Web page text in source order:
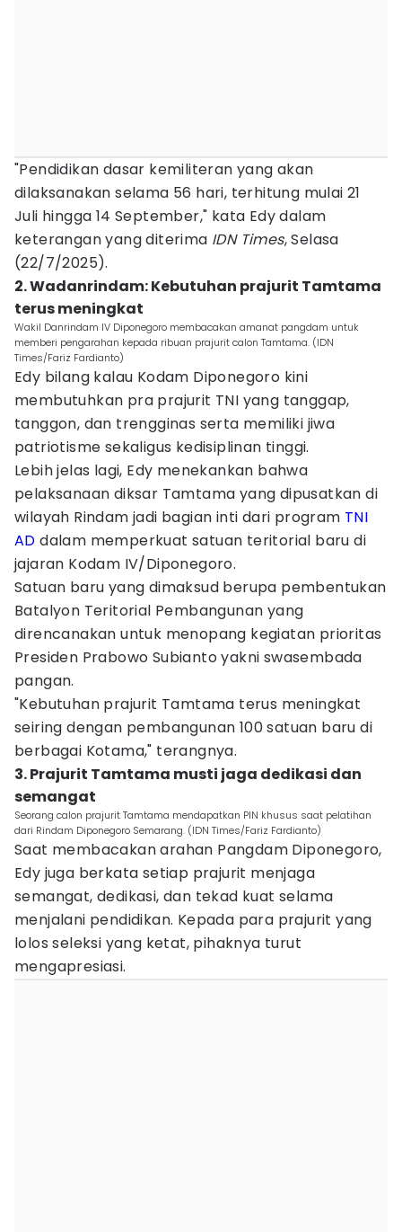
"Pendidikan dasar kemiliteran yang akan
dilaksanakan selama 56 hari, terhitung mulai 21
Juli hingga 14 September," kata Edy dalam
keterangan yang diterima IDN Times, Selasa
(22/7/2025).
2. Wadanrindam: Kebutuhan prajurit Tamtama
terus meningkat
Wakil Danrindam IV Diponegoro membacakan amanat pangdam untuk
memberi pengarahan kepada ribuan prajurit calon Tamtama. (IDN
Times/Fariz Fardianto)
Edy bilang kalau Kodam Diponegoro kini
membutuhkan pra prajurit TNI yang tanggap,
tanggon, dan trengginas serta memiliki jiwa
patriotisme sekaligus kedisiplinan tinggi.
Lebih jelas lagi, Edy menekankan bahwa
pelaksanaan diksar Tamtama yang dipusatkan di
wilayah Rindam jadi bagian inti dari program TNI
AD dalam memperkuat satuan teritorial baru di
jajaran Kodam IV/Diponegoro.
Satuan baru yang dimaksud berupa pembentukan
Batalyon Teritorial Pembangunan yang
direncanakan untuk menopang kegiatan prioritas
Presiden Prabowo Subianto yakni swasembada
pangan.
"Kebutuhan prajurit Tamtama terus meningkat
seiring dengan pembangunan 100 satuan baru di
berbagai Kotama," terangnya.
3. Prajurit Tamtama musti jaga dedikasi dan
semangat
Seorang calon prajurit Tamtama mendapatkan PIN khusus saat pelatihan
dari Rindam Diponegoro Semarang. (IDN Times/Fariz Fardianto)
Saat membacakan arahan Pangdam Diponegoro,
Edy juga berkata setiap prajurit menjaga
semangat, dedikasi, dan tekad kuat selama
menjalani pendidikan. Kepada para prajurit yang
lolos seleksi yang ketat, pihaknya turut
mengapresiasi.